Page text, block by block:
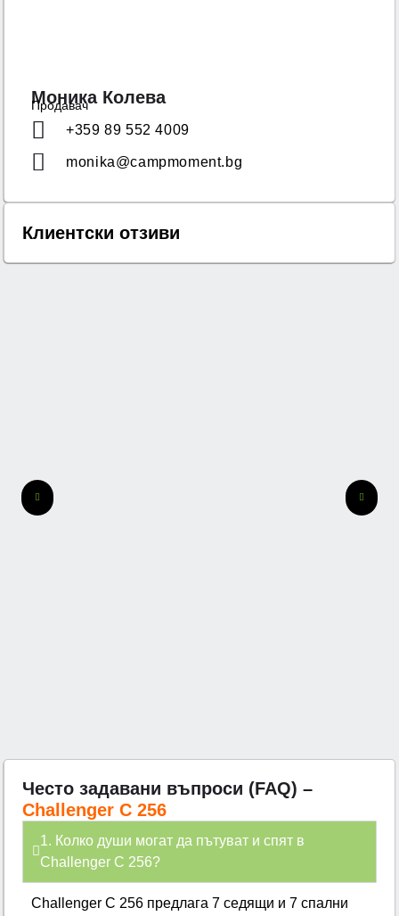
Моника Колева
Продавач
+359 89 552 4009
monika@campmoment.bg
Клиентски отзиви
Често задавани въпроси (FAQ) –
Challenger C 256
1. Колко души могат да пътуват и спят в
Challenger C 256?
Challenger C 256 предлага 7 седящи и 7 спални